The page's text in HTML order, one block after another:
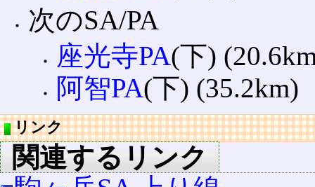
次のSA/PA
座光寺PA(下)
阿智PA(下) (35.2km)
リンク
関連するリンク